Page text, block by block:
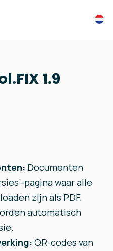
1.9
Documenten
pagina waar alle
zijn als PDF.
automatisch
QR-codes van